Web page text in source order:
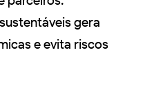
gera
e evita riscos